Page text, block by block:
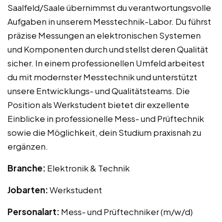
Saalfeld/Saale übernimmst du verantwortungsvolle
Aufgaben in unserem Messtechnik-Labor. Du führst
präzise Messungen an elektronischen Systemen
und Komponenten durch und stellst deren Qualität
sicher. In einem professionellen Umfeld arbeitest
du mit modernster Messtechnik und unterstützt
unsere Entwicklungs- und Qualitätsteams. Die
Position als Werkstudent bietet dir exzellente
Einblicke in professionelle Mess- und Prüftechnik
sowie die Möglichkeit, dein Studium praxisnah zu
ergänzen.
Branche: Elektronik & Technik
Jobarten:Werkstudent
Personalart: Mess- und Prüftechniker (m/w/d)